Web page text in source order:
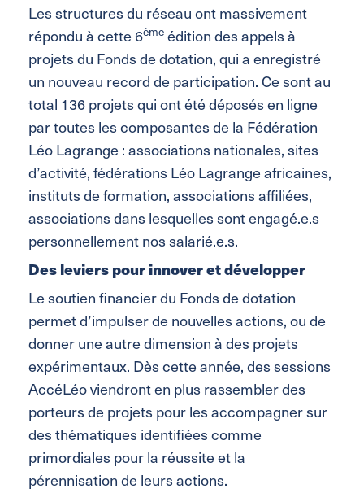
Les structures du réseau ont massivement
répondu à cette 6èmeédition des appels à
projets du Fonds de dotation, qui a enregistré
un nouveau record de participation. Ce sont au
total 136 projets qui ont été déposés en ligne
par toutes les composantes de la Fédération
Léo Lagrange : associations nationales, sites
d’activité, fédérations Léo Lagrange africaines,
instituts de formation, associations affiliées,
associations dans lesquelles sont engagé.e.s
personnellement nos salarié.e.s.
Des leviers pour innover et développer
Le soutien financier du Fonds de dotation
permet d’impulser de nouvelles actions, ou de
donner une autre dimension à des projets
expérimentaux. Dès cette année, des sessions
AccéLéo viendront en plus rassembler des
porteurs de projets pour les accompagner sur
des thématiques identifiées comme
primordiales pour la réussite et la
pérennisation de leurs actions.